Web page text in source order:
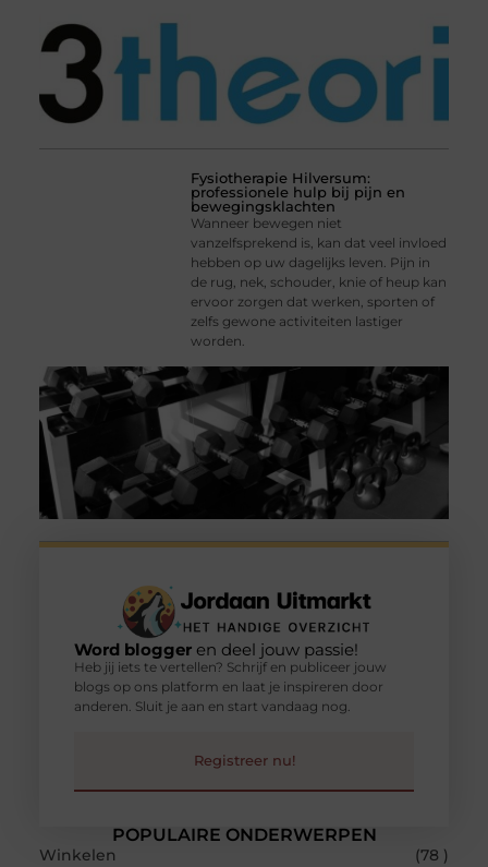
Fysiotherapie Hilversum:
professionele hulp bij pijn en
bewegingsklachten
Wanneer bewegen niet
vanzelfsprekend is, kan dat veel invloed
hebben op uw dagelijks leven. Pijn in
de rug, nek, schouder, knie of heup kan
ervoor zorgen dat werken, sporten of
zelfs gewone activiteiten lastiger
worden.
POPULAIRE ONDERWERPEN
Winkelen
(78 )
Word bloggeren deel jouw passie!
Heb jij iets te vertellen? Schrijf en publiceer jouw
blogs op ons platform en laat je inspireren door
anderen. Sluit je aan en start vandaag nog.
Registreer nu!